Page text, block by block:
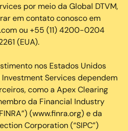
por meio da Global DTVM,
em contato conosco em
ou +55 (11) 4200-0204
(EUA).
nos Estados Unidos
Services dependem
como a Apex Clearing
da Financial Industry
(www.finra.org) e da
Corporation (“SIPC”)